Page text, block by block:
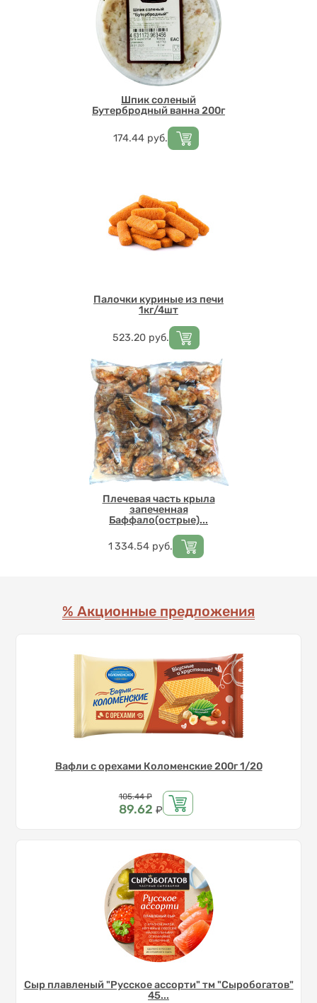
Шпик соленый
Бутербродный ванна 200г
Цена
174.44 руб.
Палочки куриные из печи
1кг/4шт
Цена
523.20 руб.
Плечевая часть крыла
запеченная
Баффало(острые)...
Цена
1 334.54 руб.
% Акционные предложения
Вафли с орехами Коломенские 200г 1/20
Цена
105.44 ₽
89.62 ₽
Сыр плавленый "Русское ассорти" тм "Сыробогатов"
45...